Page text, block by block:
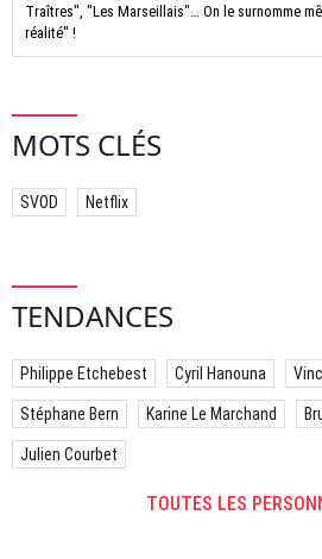
Traîtres", "Les Marseillais"… On le surnomme
réalité" !
MOTS CLÉS
SVOD Netflix
TENDANCES
Philippe Etchebest Cyril Hanouna
Stéphane Bern Karine Le Marchand
Julien Courbet
TOUTES LES